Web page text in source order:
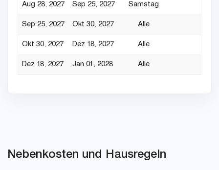
Aug 28, 2027 Sep 25, 2027 Samstag
Sep 25, 2027 Okt 30, 2027 Alle
Okt 30, 2027 Dez 18, 2027 Alle
Dez 18, 2027 Jan 01, 2028 Alle
Nebenkosten und Hausregeln